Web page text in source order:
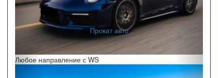
Прокат авто
Любое направление с WS